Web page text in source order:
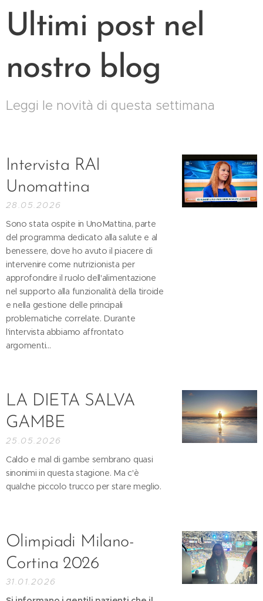
Ultimi post nel
nostro blog
Leggi le novità di questa settimana
Intervista RAI
Unomattina
28.05.2026
Sono stata ospite in UnoMattina, parte
del programma dedicato alla salute e al
benessere, dove ho avuto il piacere di
intervenire come nutrizionista per
approfondire il ruolo dell'alimentazione
nel supporto alla funzionalità della tiroide
e nella gestione delle principali
problematiche correlate. Durante
l'intervista abbiamo affrontato
argomenti...
LA DIETA SALVA
GAMBE
25.05.2026
Caldo e mal di gambe sembrano quasi
sinonimi in questa stagione. Ma c'è
qualche piccolo trucco per stare meglio.
Olimpiadi Milano-
Cortina 2026
31.01.2026